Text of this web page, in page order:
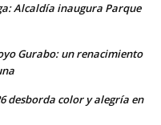
Alcaldía inaugura Parque
Gurabo: un renacimiento
desborda color y alegría en